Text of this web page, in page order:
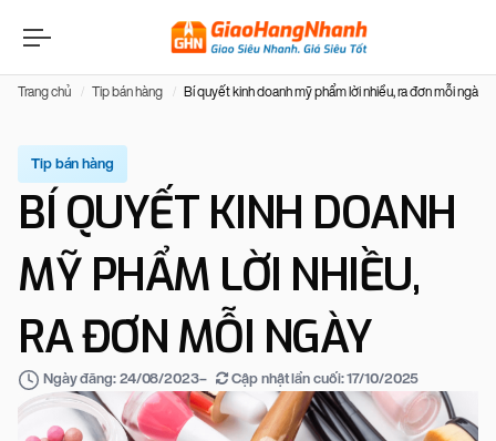
Trang chủ Tip bán hàng Bí quyết kinh doanh mỹ phẩm lời nhiều, ra đơn mỗi ngày
Tip bán hàng
BÍ QUYẾT KINH DOANH
MỸ PHẨM LỜI NHIỀU,
RA ĐƠN MỖI NGÀY
Ngày đăng: 24/08/2023– Cập nhật lần cuối:17/10/2025